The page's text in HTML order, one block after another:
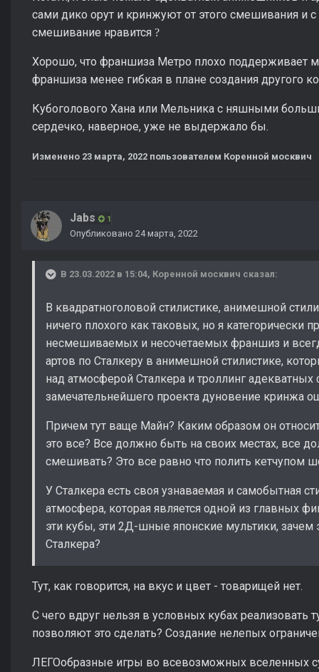
сами дико орут и кринжуют от этого смешивания и
смешивание нравится ?
Хорошо, что франшиза Метро плохо поддерживает
франшиза менее гибкая в плане создания другого
Кубоголового Хана или Мельника с няшными
сердечко, наверное, уже не выдержало бы.
Изменено 23 марта, 2022 пользователем Коренной москвич
Jabs 1
Опубликовано 24 марта, 2022
В 23.03.2022 в 15:04, Коренной москвич сказал:
В квадратноголовой стилистике, анимешной
ничего плохого как таковых, но я категорически
несмешиваемых и несочетаемых франшиз и
артов по Сталкеру в анимешной стилистике,
над атмосферой Сталкера и троллинг адекватных
замечательнейшего проекта дуновение кринжа
Причем тут ваще Майн? Каким образом он
это все? Все должно быть на своих местах, все
смешивать? Это все равно что полить кетчупом
У Сталкера есть своя узнаваемая и самобытная
атмосфера, которая является одной из главных
эти кубы, эти 2Д-шные японские мультики, зачем
Сталкера?
Тут, как говорится, на вкус и цвет - товарищей нет.
С чего вдруг нельзя в условных кубах реализовать
позволяют это сделать? Создание нелепых
ЛЕГОобразные игры во всевозможных вселенных